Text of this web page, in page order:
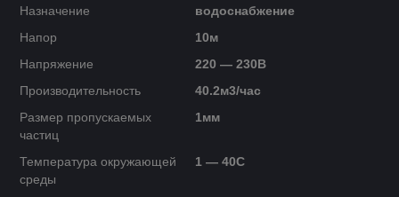
Назначение
водоснабжение
Напор
10м
Напряжение
220 — 230В
Производительность
40.2м3/час
Размер пропускаемых
частиц
1мм
Температура окружающей
среды
1 — 40C